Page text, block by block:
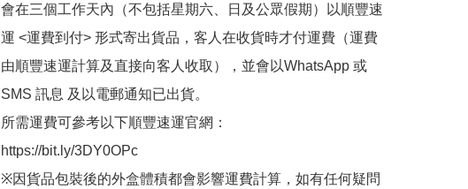
會在三個工作天內（不包括星期六、日及公眾假期）以順豐速
運 <運費到付> 形式寄出貨品，客人在收貨時才付運費（運費
由順豐速運計算及直接向客人收取），並會以WhatsApp 或
SMS 訊息 及以電郵通知已出貨。
所需運費可參考以下順豐速運官網：
https://bit.ly/3DY0OPc
※因貨品包裝後的外盒體積都會影響運費計算，如有任何疑問